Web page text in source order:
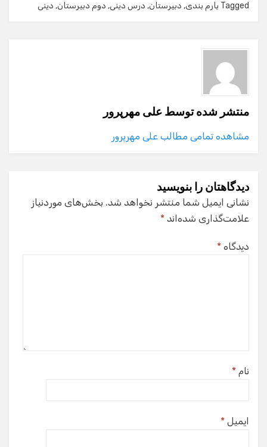
Tagged بارم بندی, دبیرستان, درس دینی, دوم دبیرستان, دینی
منتشر شده توسطعلی مهرپرور
مشاهده تمامی مطالب علی مهرپرور
دیدگاهتان را بنویسید
نشانی ایمیل شما منتشر نخواهد شد. بخش‌های موردنیاز
علامت‌گذاری شده‌اند *
دیدگاه *
نام *
ایمیل *